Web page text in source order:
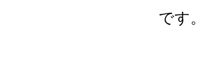
です。